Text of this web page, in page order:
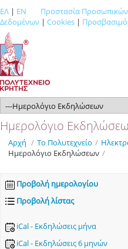
ΕΛ | EN
Προστασία Προσωπικών
Δεδομένων | Cookies |
Ημερολόγιο
Αρχή / Το Πολυτεχνείο /
Ημερολόγιο Εκδηλώσεων /
Προβολή ημερολογίου
Προβολή λίστας
iCal - Εκδηλώσεις μήνα
iCal - Εκδηλώσεις 6 μηνών